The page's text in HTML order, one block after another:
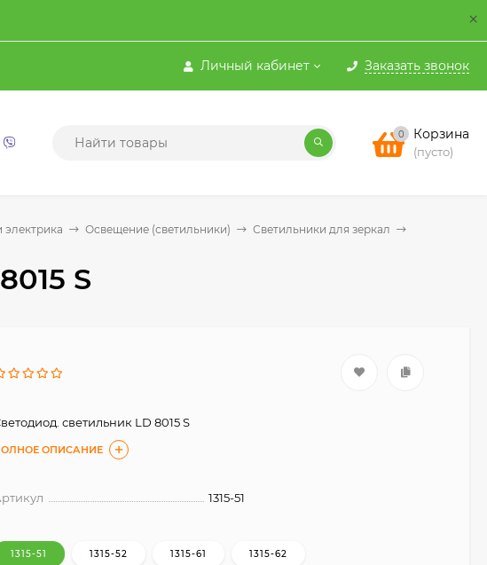
×
Личный кабинет Заказать звонок
0 Корзина
(пусто)
Освещение (светильники)
Светильники для зеркал
S
светильник LD 8015 S
ОПИСАНИЕ
1315-51
1315-51 1315-52 1315-61 1315-62